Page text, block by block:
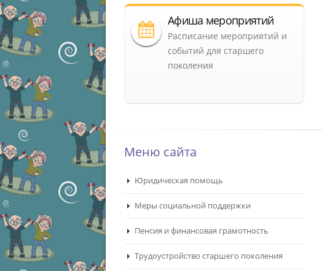
Афиша мероприятий
Расписание мероприятий и
событий для старшего
поколения
Меню сайта
Юридическая помощь
Меры социальной поддержки
Пенсия и финансовая грамотность
Трудоустройство старшего поколения